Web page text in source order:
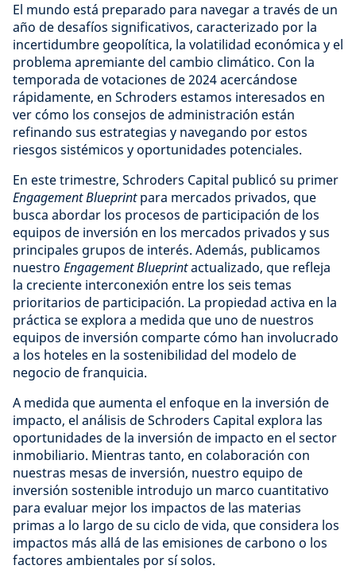
El mundo está preparado para navegar a través de un
año de desafíos significativos, caracterizado por la
incertidumbre geopolítica, la volatilidad económica y el
problema apremiante del cambio climático. Con la
temporada de votaciones de 2024 acercándose
rápidamente, en Schroders estamos interesados en
ver cómo los consejos de administración están
refinando sus estrategias y navegando por estos
riesgos sistémicos y oportunidades potenciales.
En este trimestre, Schroders Capital publicó su primer
Engagement Blueprintpara mercados privados, que
busca abordar los procesos de participación de los
equipos de inversión en los mercados privados y sus
principales grupos de interés. Además, publicamos
nuestro Engagement Blueprintactualizado, que refleja
la creciente interconexión entre los seis temas
prioritarios de participación. La propiedad activa en la
práctica se explora a medida que uno de nuestros
equipos de inversión comparte cómo han involucrado
a los hoteles en la sostenibilidad del modelo de
negocio de franquicia.
A medida que aumenta el enfoque en la inversión de
impacto, el análisis de Schroders Capital explora las
oportunidades de la inversión de impacto en el sector
inmobiliario. Mientras tanto, en colaboración con
nuestras mesas de inversión, nuestro equipo de
inversión sostenible introdujo un marco cuantitativo
para evaluar mejor los impactos de las materias
primas a lo largo de su ciclo de vida, que considera los
impactos más allá de las emisiones de carbono o los
factores ambientales por sí solos.